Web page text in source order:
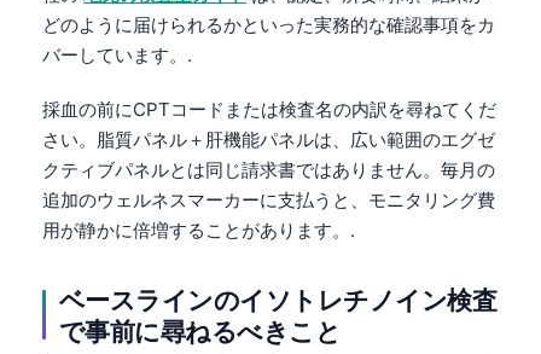
どのように届けられるかといった実務的な確認事項をカ
バーしています。.
採血の前にCPTコードまたは検査名の内訳を尋ねてくだ
さい。脂質パネル＋肝機能パネルは、広い範囲のエグゼ
クティブパネルとは同じ請求書ではありません。毎月の
追加のウェルネスマーカーに支払うと、モニタリング費
用が静かに倍増することがあります。.
ベースラインのイソトレチノイン検査
で事前に尋ねるべきこと
Bahasa Melayu
Tiếng Việt
ไทย
ဗမာစာ
ភាសាខ្មែរ
አማርኛ
Українська